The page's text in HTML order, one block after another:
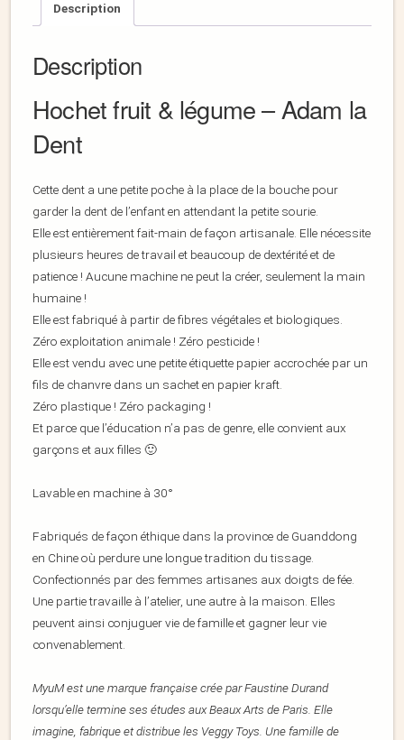
Description
Description
Hochet fruit & légume – Adam la
Dent
Cette dent a une petite poche à la place de la bouche pour
garder la dent de l’enfant en attendant la petite sourie.
Elle est entièrement fait-main de façon artisanale. Elle nécessite
plusieurs heures de travail et beaucoup de dextérité et de
patience ! Aucune machine ne peut la créer, seulement la main
humaine !
Elle est fabriqué à partir de fibres végétales et biologiques.
Zéro exploitation animale ! Zéro pesticide !
Elle est vendu avec une petite étiquette papier accrochée par un
fils de chanvre dans un sachet en papier kraft.
Zéro plastique ! Zéro packaging !
Et parce que l’éducation n’a pas de genre, elle convient aux
garçons et aux filles 🙂
Lavable en machine à 30°
Fabriqués de façon éthique dans la province de Guanddong
en Chine où perdure une longue tradition du tissage.
Confectionnés par des femmes artisanes aux doigts de fée.
Une partie travaille à l’atelier, une autre à la maison. Elles
peuvent ainsi conjuguer vie de famille et gagner leur vie
convenablement.
MyuM est une marque française crée par Faustine Durand
lorsqu’elle termine ses études aux Beaux Arts de Paris. Elle
imagine, fabrique et distribue les Veggy Toys. Une famille de